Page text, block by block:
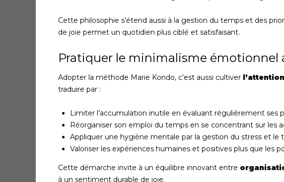
Cette philosophie s’étend aussi à la gestion du temps et des
de joie permet un quotidien plus ciblé et satisfaisant.
Pratiquer le minimalisme émotionnel
Adopter la méthode Marie Kondo, c’est aussi cultiver
traduire par :
Limiter l’accumulation inutile en évaluant régulièrement ses
Réorganiser son emploi du temps en se concentrant sur les
Appliquer une hygiène mentale par la gestion du stress et le
Valoriser les expériences humaines et positives plus que les
Cette démarche invite à un équilibre innovant entre
à un sentiment durable de joie.